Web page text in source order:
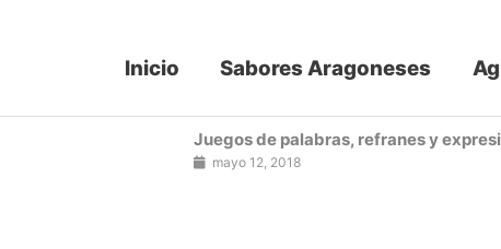
Inicio Sabores Aragoneses
Juegos de palabras, refranes y
mayo 12, 2018